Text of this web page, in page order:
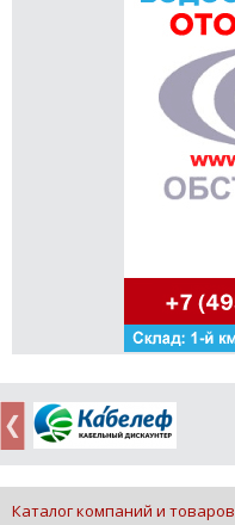
Каталог компаний и товаров